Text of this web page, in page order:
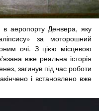
в аеропорту Денвера, яку
за моторошний
очі. З цією місцевою
вже реальна історія
загинув під час роботи
і встановлено вже